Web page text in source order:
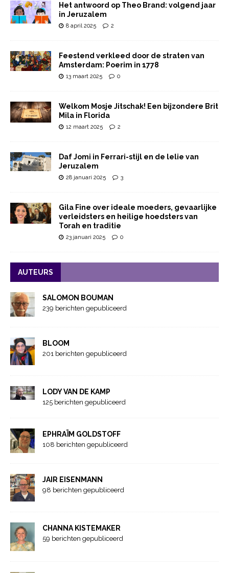
Het antwoord op Theo Brand: volgend jaar
in Jeruzalem
8 april 2025 2
Feestend verkleed door de straten van
Amsterdam: Poerim in 1778
13 maart 2025 0
Welkom Mosje Jitschak! Een bijzondere Brit
Mila in Florida
12 maart 2025 2
Daf Jomi in Ferrari-stijl en de lelie van
Jeruzalem
28 januari 2025 3
Gila Fine over ideale moeders, gevaarlijke
verleidsters en heilige hoedsters van
Torah en traditie
23 januari 2025 0
AUTEURS
SALOMON BOUMAN
239 berichten gepubliceerd
BLOOM
201 berichten gepubliceerd
LODY VAN DE KAMP
125 berichten gepubliceerd
EPHRAÏM GOLDSTOFF
108 berichten gepubliceerd
JAIR EISENMANN
98 berichten gepubliceerd
CHANNA KISTEMAKER
59 berichten gepubliceerd